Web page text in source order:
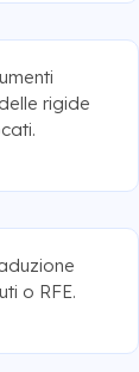
rigide
o RFE.